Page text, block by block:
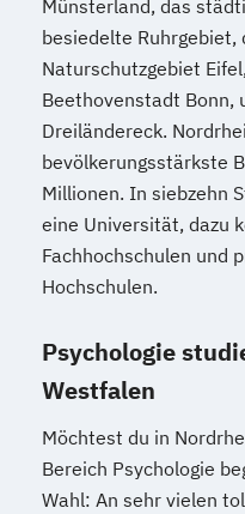
Münsterland, das
besiedelte
Naturschutzgebiet
Beethovenstadt Bonn,
Dreiländereck.
bevölkerungsstärkste
Millionen. In siebzehn
eine Universität, dazu
Fachhochschulen und
Hochschulen.
Psychologie
Westfalen
Möchtest du in
Bereich Psychologie
Wahl: An sehr vielen